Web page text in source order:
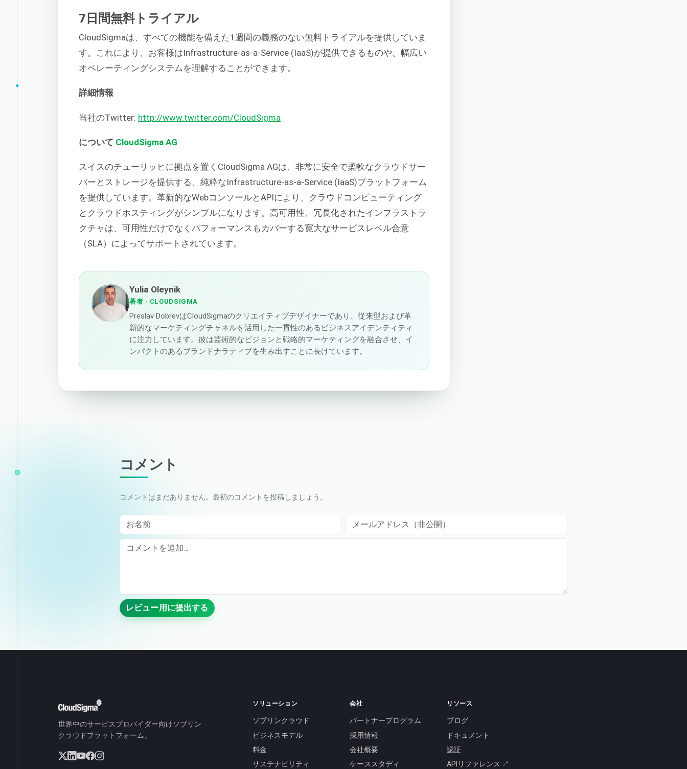
7日間無料トライアル
CloudSigmaは、すべての機能を備えた1週間の義務のない無料トライアルを提供していま
す。これにより、お客様はInfrastructure-as-a-Service (IaaS)が提供できるものや、幅広い
オペレーティングシステムを理解することができます。
詳細情報
当社のTwitter: http://www.twitter.com/CloudSigma
について CloudSigma AG
スイスのチューリッヒに拠点を置くCloudSigma AGは、非常に安全で柔軟なクラウドサー
バーとストレージを提供する、純粋なInfrastructure-as-a-Service (IaaS)プラットフォーム
を提供しています。革新的なWebコンソールとAPIにより、クラウドコンピューティング
とクラウドホスティングがシンプルになります。高可用性、冗長化されたインフラストラ
クチャは、可用性だけでなくパフォーマンスもカバーする寛大なサービスレベル合意
（SLA）によってサポートされています。
Yulia Oleynik
著者 · CLOUDSIGMA
Preslav DobrevはCloudSigmaのクリエイティブデザイナーであり、従来型および革
新的なマーケティングチャネルを活用した一貫性のあるビジネスアイデンティティ
に注力しています。彼は芸術的なビジョンと戦略的マーケティングを融合させ、イ
ンパクトのあるブランドナラティブを生み出すことに長けています。
コメント
コメントはまだありません。最初のコメントを投稿しましょう。
お名前 メールアドレス（非公開）
Comment
レビュー用に提出する
世界中のサービスプロバイダー向けソブリン
クラウドプラットフォーム。
ソリューション
ソブリンクラウド
ビジネスモデル
料金
サステナビリティ
会社
パートナープログラム
採用情報
会社概要
ケーススタディ
リソース
ブログ
ドキュメント
認証
APIリファレンス ↗